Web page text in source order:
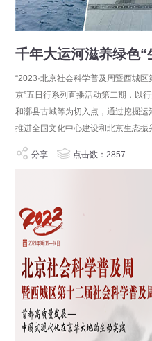
“2023·北京社会科学普及周暨西城
京”五日行系列直播活动第二期，以
和漷县古城等为切入点，通过挖掘
推进全国文化中心建设和北京生态振
分享 点击数：2857